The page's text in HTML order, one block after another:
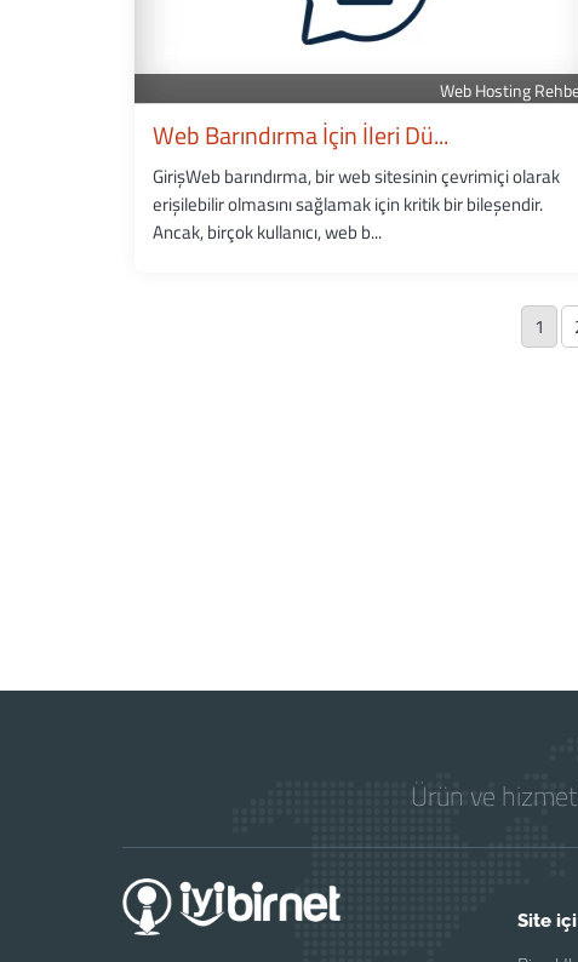
Web Hosting
Web Barındırma İçin İleri Dü...
GirişWeb barındırma, bir web sitesinin çevrimiçi olarak
erişilebilir olmasını sağlamak için kritik bir bileşendir.
Ancak, birçok kullanıcı, web b...
1
Ürün ve
Site